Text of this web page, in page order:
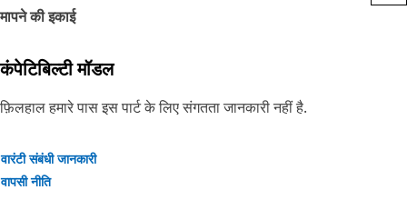
• Compatible with standard 3/8 inch square drive size for
• Shallow length socket.
deformation.
• Ensures a secure fit to reduce the risk of fastener
मापने की इकाई
कंपेटिबिल्टी मॉडल
फ़िलहाल हमारे पास इस पार्ट के लिए संगतता जानकारी नहीं है.
वारंटी संबंधी जानकारी
वापसी नीति